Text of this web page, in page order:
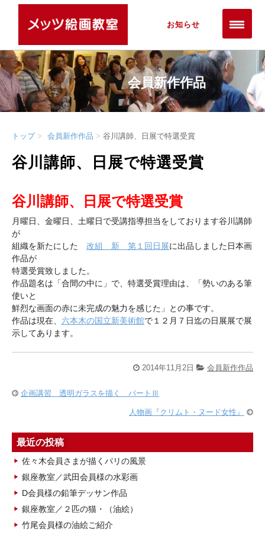
お知らせ
会員新作作品
トップ 会員新作作品 谷川講師、日展で特選受賞
谷川講師、日展で特選受賞
谷川講師、日展で特選受賞
月曜日、金曜日、土曜日で受講指導担当をしております谷川講師
が
組織を新たにした 改組 新 第１回日展に出品しました日本画
作品が
特選受賞致しました。
作品題名は「合間の中に」で、特選受賞理由は、「勢いのある筆
使いと
鮮烈な画面の赤に未完成の魅力を感じた」との事です。
作品は現在、 六本木の国立新美術館で１２月７日迄の日展展で展
示してあります。
2014年11月2日 会員新作作品
企画講習 透明ガラスを描く パートⅢ
人物画『クリムト・ヌード女性』
最近の投稿
佐々木会員さまが描くパリの風景
銀座教室／武田会員様の水彩画
D会員様の鉛筆デッサン作品
銀座教室／２匹の猫・（油絵）
竹尾会員様の油絵ご紹介